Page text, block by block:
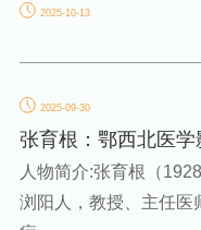
2025-10-13
2025-09-30
张育根：鄂西北医
人物简介:张育根（
浏阳人，教授、主任医